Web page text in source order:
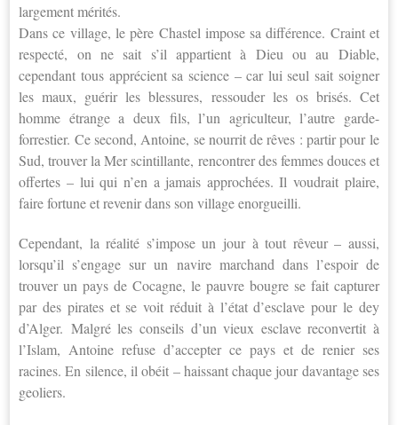
largement mérités.
Dans ce village, le père Chastel impose sa différence. Craint et
respecté, on ne sait s’il appartient à Dieu ou au Diable,
cependant tous apprécient sa science – car lui seul sait soigner
les maux, guérir les blessures, ressouder les os brisés. Cet
homme étrange a deux fils, l’un agriculteur, l’autre garde-
forrestier. Ce second, Antoine, se nourrit de rêves : partir pour le
Sud, trouver la Mer scintillante, rencontrer des femmes douces et
offertes – lui qui n’en a jamais approchées. Il voudrait plaire,
faire fortune et revenir dans son village enorgueilli.
Cependant, la réalité s’impose un jour à tout rêveur – aussi,
lorsqu’il s’engage sur un navire marchand dans l’espoir de
trouver un pays de Cocagne, le pauvre bougre se fait capturer
par des pirates et se voit réduit à l’état d’esclave pour le dey
d’Alger. Malgré les conseils d’un vieux esclave reconvertit à
l’Islam, Antoine refuse d’accepter ce pays et de renier ses
racines. En silence, il obéit – haissant chaque jour davantage ses
geoliers.